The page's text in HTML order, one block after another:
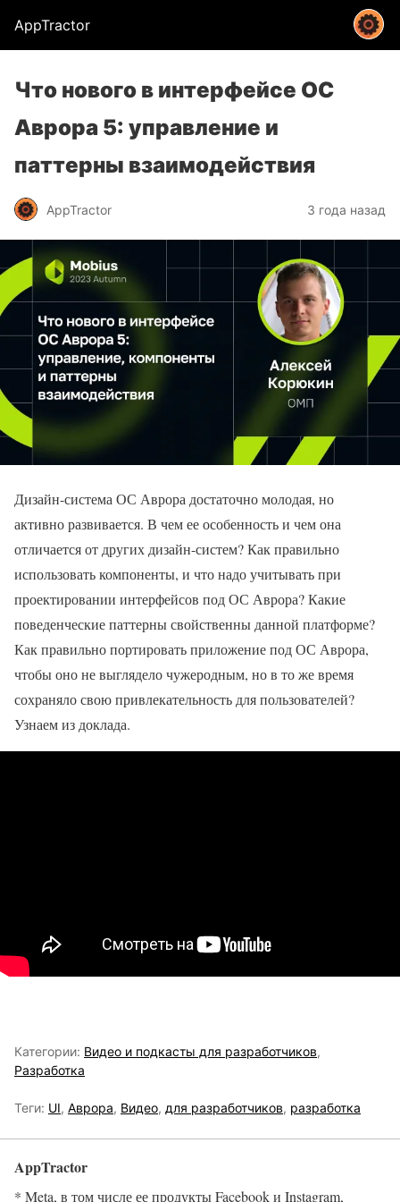
AppTractor
Что нового в интерфейсе ОС
Аврора 5: управление и
паттерны взаимодействия
AppTractor 3 года назад
Дизайн-система ОС Аврора достаточно молодая, но
активно развивается. В чем ее особенность и чем она
отличается от других дизайн-систем? Как правильно
использовать компоненты, и что надо учитывать при
проектировании интерфейсов под ОС Аврора? Какие
поведенческие паттерны свойственны данной платформе?
Как правильно портировать приложение под ОС Аврора,
чтобы оно не выглядело чужеродным, но в то же время
сохраняло свою привлекательность для пользователей?
Узнаем из доклада.
Категории: Видео и подкасты для разработчиков,
Разработка
Теги: UI, Аврора, Видео, для разработчиков, разработка
AppTractor
* Meta, в том числе ее продукты Facebook и Instagram,